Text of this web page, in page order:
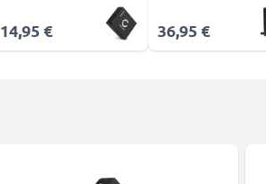
14,95 € 36,95 €